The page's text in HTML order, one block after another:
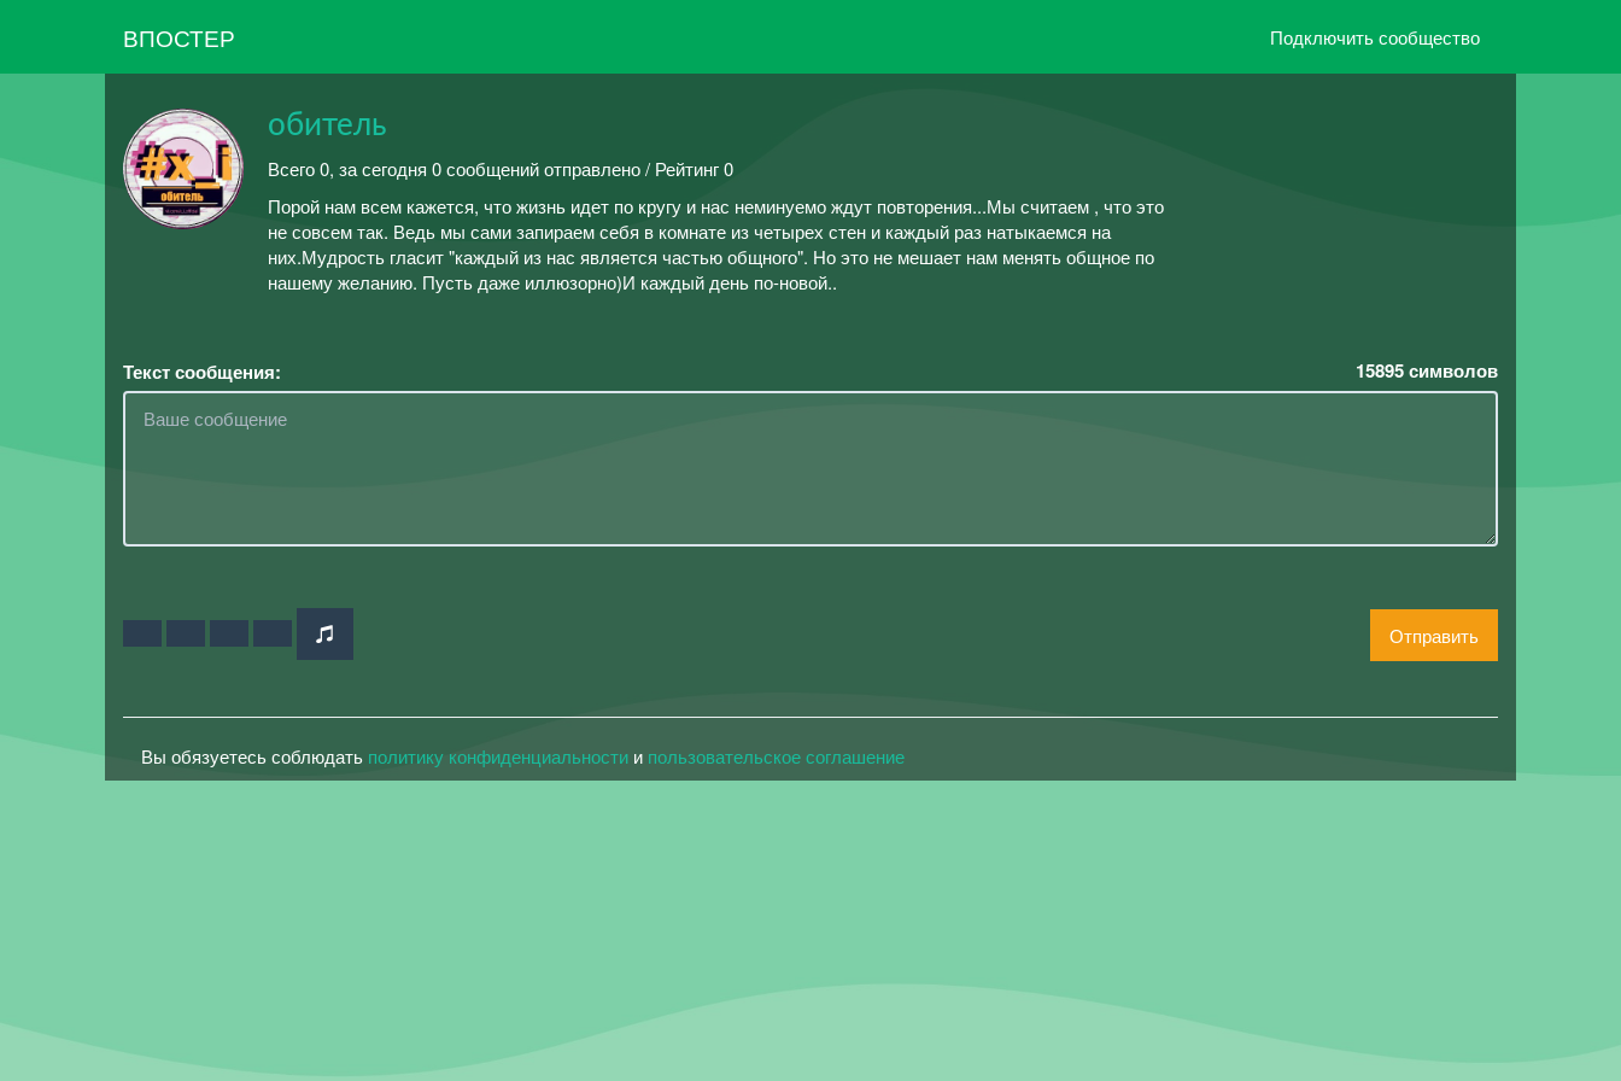
ВПОСТЕР Подключить сообщество
обитель
Всего 0, за сегодня 0 сообщений отправлено / Рейтинг 0
Порой нам всем кажется, что жизнь идет по кругу и нас неминуемо ждут повторения...Мы считаем , что это
не совсем так. Ведь мы сами запираем себя в комнате из четырех стен и каждый раз натыкаемся на
них.Мудрость гласит "каждый из нас является частью общного". Но это не мешает нам менять общное по
нашему желанию. Пусть даже иллюзорно)И каждый день по-новой..
Текст сообщения: 15895символов
Отправить
Вы обязуетесь соблюдать политику конфиденциальности и пользовательское соглашение